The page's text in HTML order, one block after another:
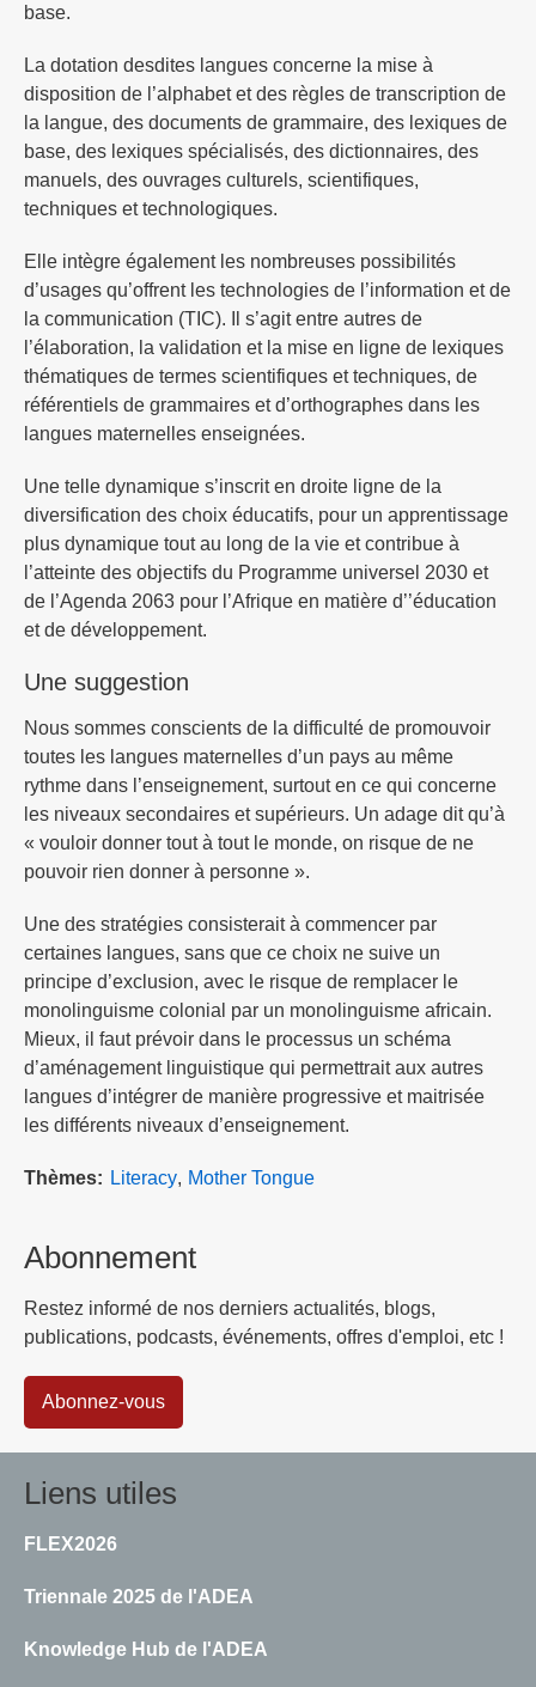
base.
La dotation desdites langues concerne la mise à
disposition de l’alphabet et des règles de transcription de
la langue, des documents de grammaire, des lexiques de
base, des lexiques spécialisés, des dictionnaires, des
manuels, des ouvrages culturels, scientifiques,
techniques et technologiques.
Elle intègre également les nombreuses possibilités
d’usages qu’offrent les technologies de l’information et de
la communication (TIC). Il s’agit entre autres de
l’élaboration, la validation et la mise en ligne de lexiques
thématiques de termes scientifiques et techniques, de
référentiels de grammaires et d’orthographes dans les
langues maternelles enseignées.
Une telle dynamique s’inscrit en droite ligne de la
diversification des choix éducatifs, pour un apprentissage
plus dynamique tout au long de la vie et contribue à
l’atteinte des objectifs du Programme universel 2030 et
de l’Agenda 2063 pour l’Afrique en matière d’’éducation
et de développement.
Une suggestion
Nous sommes conscients de la difficulté de promouvoir
toutes les langues maternelles d’un pays au même
rythme dans l’enseignement, surtout en ce qui concerne
les niveaux secondaires et supérieurs. Un adage dit qu’à
« vouloir donner tout à tout le monde, on risque de ne
pouvoir rien donner à personne ».
Une des stratégies consisterait à commencer par
certaines langues, sans que ce choix ne suive un
principe d’exclusion, avec le risque de remplacer le
monolinguisme colonial par un monolinguisme africain.
Mieux, il faut prévoir dans le processus un schéma
d’aménagement linguistique qui permettrait aux autres
langues d’intégrer de manière progressive et maitrisée
les différents niveaux d’enseignement.
Thèmes Literacy Mother Tongue
Abonnement
Restez informé de nos derniers actualités, blogs,
publications, podcasts, événements, offres d'emploi, etc !
Abonnez-vous
Liens utiles
FLEX2026
Triennale 2025 de l'ADEA
Knowledge Hub de l'ADEA